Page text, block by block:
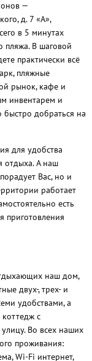
—
д. 7 «А»,
в 5 минутах
пляжа. В шаговой
практически всё
пляжные
рынок, кафе и
инвентарем и
добраться на
для удобства
отдыха. А наш
Вас, но и
работает
есть
приготовления
наш дом,
двух-, трех- и
удобствами, а
с
Во всех наших
проживания:
Wi-Fi интернет,